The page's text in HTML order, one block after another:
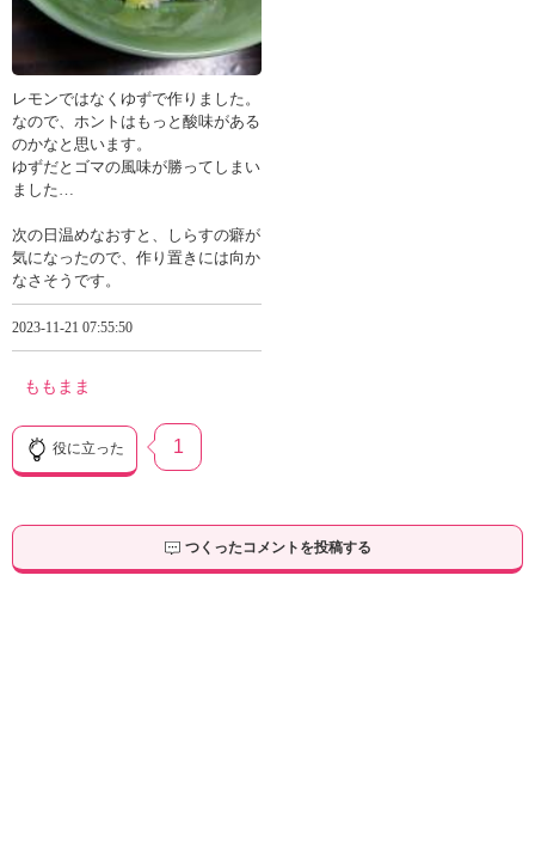
レモンではなくゆずで作りました。
なので、ホントはもっと酸味がある
のかなと思います。
ゆずだとゴマの風味が勝ってしまい
ました…
次の日温めなおすと、しらすの癖が
気になったので、作り置きには向か
なさそうです。
2023-11-21 07:55:50
ももまま
役に立った 1
つくったコメントを投稿する